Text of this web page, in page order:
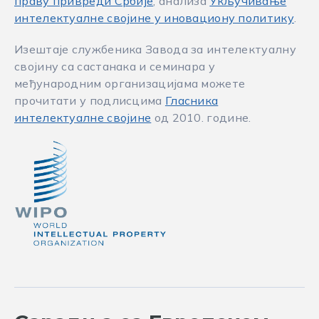
интелектуалне својине у иновациону политику.
Изештаје службеника Завода за интелектуалну
својину са састанака и семинара у
међународним организацијама можете
прочитати у подлисцима Гласника
интелектуалне својине од 2010. године.